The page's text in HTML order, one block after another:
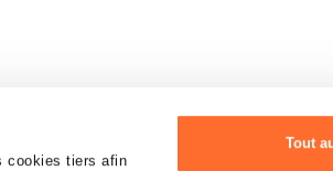
cookies tiers afin
Tout